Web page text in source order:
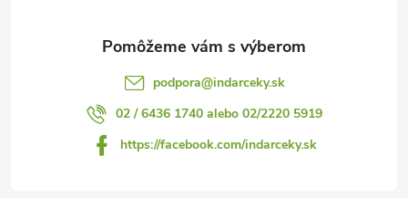
podpora@indarceky.sk
02 / 6436 1740 alebo 02/2220 5919
https://facebook.com/indarceky.sk